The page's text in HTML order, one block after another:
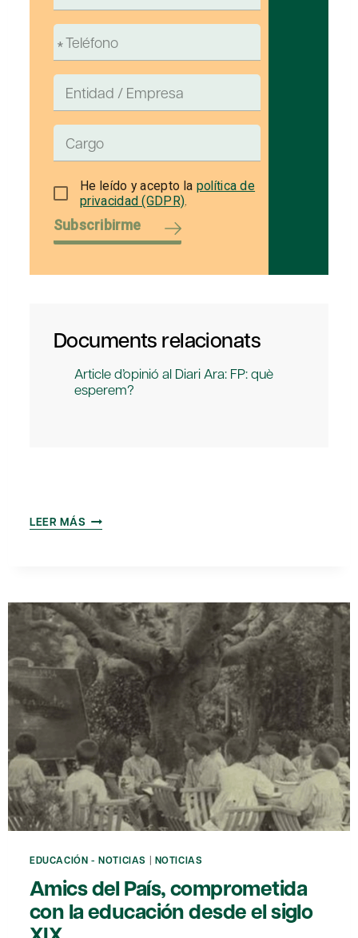
He leído y acepto la política de
privacidad (GDPR).
Subscribirme
Documents relacionats
Article d’opinió al Diari Ara: FP: què
esperem?
LEER MÁS AMICS
INFORME
‘EL
FUTUR
DE
LA
FORMACIÓ
PROFESSIONAL
A
CATALUNYA.
ALGUNES
PROPOSTES’
EDUCACIÓN - NOTICIAS | NOTICIAS
Amics del País, comprometida
con la educación desde el siglo